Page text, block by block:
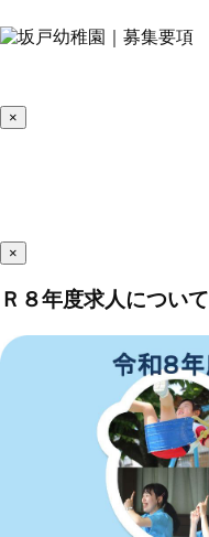
×
×
Ｒ８年度求人について